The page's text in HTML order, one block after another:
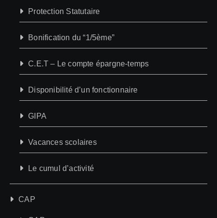
Protection Statutaire
Bonification du “1/5ème”
C.E.T – Le compte épargne-temps
Disponibilité d’un fonctionnaire
GIPA
Vacances scolaires
Le cumul d’activité
CAP